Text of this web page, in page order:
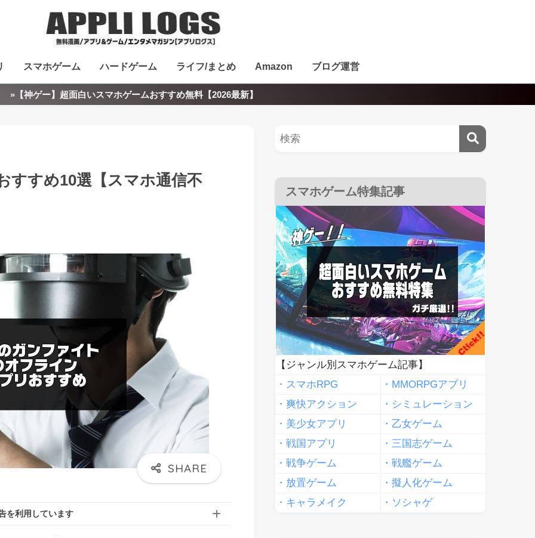
スマホゲーム ハードゲーム ライフ/まとめ Amazon ブログ運営
»【神ゲー】超面白いスマホゲームおすすめ無料【2026最新】
すすめ10選【スマホ通信不
を利用しています
スマホゲーム特集記事
【ジャンル別スマホゲーム記事】
・スマホRPG
・MMORPGアプリ
・爽快アクション
・シミュレーション
・美少女アプリ
・乙女ゲーム
・戦国アプリ
・三国志ゲーム
・戦争ゲーム
・戦艦ゲーム
・放置ゲーム
・擬人化ゲーム
・キャラメイク
・ソシャゲ